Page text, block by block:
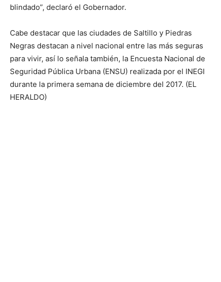
blindado”, declaró el Gobernador.
Cabe destacar que las ciudades de Saltillo y Piedras
Negras destacan a nivel nacional entre las más seguras
para vivir, así lo señala también, la Encuesta Nacional de
Seguridad Pública Urbana (ENSU) realizada por el INEGI
durante la primera semana de diciembre del 2017. (EL
HERALDO)